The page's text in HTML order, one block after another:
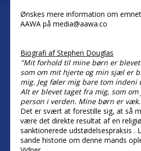
Ønskes mere information om
AAWA på media@aawa.co
Biografi af Stephen Douglas
"Mit forhold til mine børn er
som om mit hjerte og min sjæl er
mig. Jeg føler mig bare tom indeni
Alt er blevet taget fra mig, som
person i verden. Mine børn er
Det er svært at forestille sig, at så
være det direkte resultat af en
sanktionerede udstødelsespraksis .
sande historie om denne mands